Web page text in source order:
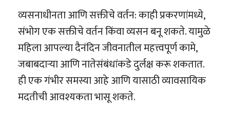
व्यसनाधीनता आणि सक्तीचे वर्तन: काही प्रकरणांमध्ये,
संभोग एक सक्तीचे वर्तन किंवा व्यसन बनू शकते. यामुळे
महिला आपल्या दैनंदिन जीवनातील महत्त्वपूर्ण कामे,
जबाबदाऱ्या आणि नातेसंबंधांकडे दुर्लक्ष करू शकतात.
ही एक गंभीर समस्या आहे आणि यासाठी व्यावसायिक
मदतीची आवश्यकता भासू शकते.